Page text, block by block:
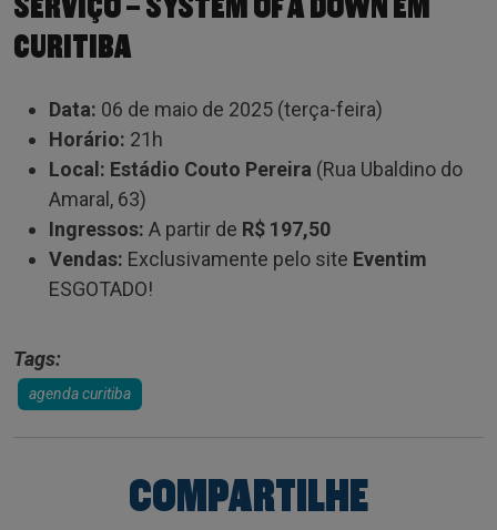
SERVIÇO – SYSTEM OF A DOWN EM
CURITIBA
Data: 06 de maio de 2025 (terça-feira)
Horário: 21h
Local: Estádio Couto Pereira (Rua Ubaldino do
Amaral, 63)
Ingressos: A partir de R$ 197,50
Vendas: Exclusivamente pelo site Eventim
ESGOTADO!
Tags:
agenda curitiba
COMPARTILHE